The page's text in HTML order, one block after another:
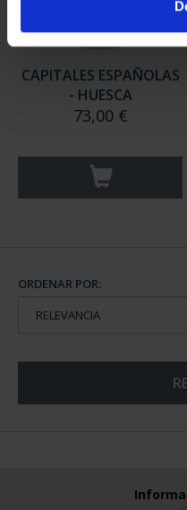
CAPITALES ESPAÑOLAS
- HUESCA
73,00 €
ORDENAR POR: